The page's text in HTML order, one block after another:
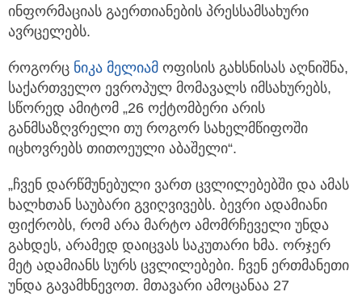
ინფორმაციას გაერთიანების პრესსამსახური
ავრცელებს.
როგორც ნიკა მელიამ ოფისის გახსნისას აღნიშნა,
საქართველო ევროპულ მომავალს იმსახურებს,
სწორედ ამიტომ „26 ოქტომბერი არის
განმსაზღვრელი თუ როგორ სახელმწიფოში
იცხოვრებს თითოეული აბაშელი“.
„ჩვენ დარწმუნებული ვართ ცვლილებებში და ამას
ხალხთან საუბარი გვიღვივებს. ბევრი ადამიანი
ფიქრობს, რომ არა მარტო ამომრჩეველი უნდა
გახდეს, არამედ დაიცვას საკუთარი ხმა. ორჯერ
მეტ ადამიანს სურს ცვლილებები. ჩვენ ერთმანეთი
უნდა გავამხნევოთ. მთავარი ამოცანაა 27